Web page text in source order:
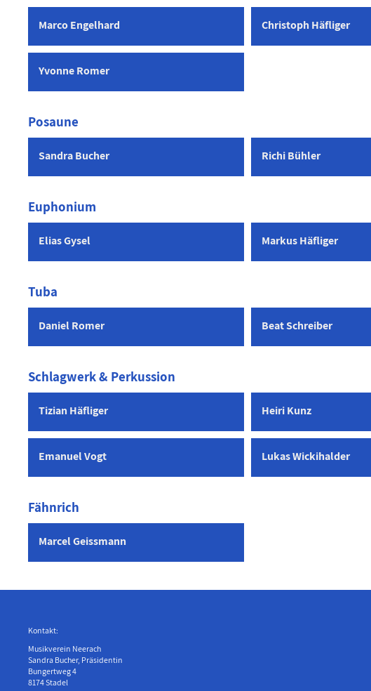
Marco Engelhard Christoph Häfliger
Yvonne Romer
Posaune
Sandra Bucher Richi Bühler
Euphonium
Elias Gysel Markus Häfliger
Tuba
Daniel Romer Beat Schreiber
Schlagwerk & Perkussion
Tizian Häfliger Heiri Kunz
Emanuel Vogt Lukas Wickihalder
Fähnrich
Marcel Geissmann
Kontakt:
Musikverein Neerach
Sandra Bucher, Präsidentin
Bungertweg 4
8174 Stadel